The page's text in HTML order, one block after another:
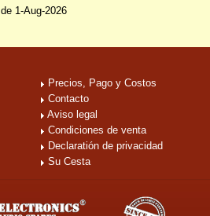
de 1-Aug-2026
Precios, Pago y Costos
Contacto
Aviso legal
Condiciones de venta
Declaratión de privacidad
Su Cesta